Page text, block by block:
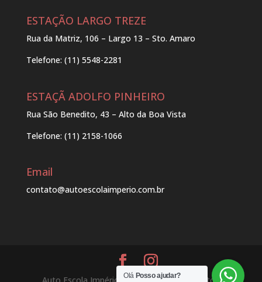
ESTAÇÃO LARGO TREZE
Rua da Matriz, 106 – Largo 13 – Sto. Amaro
Telefone: (11) 5548-2281
ESTAÇÃ ADOLFO PINHEIRO
Rua São Benedito, 43 – Alto da Boa Vista
Telefone: (11) 2158-1066
Email
contato@autoescolaimperio.com.br
Olá Posso ajudar?